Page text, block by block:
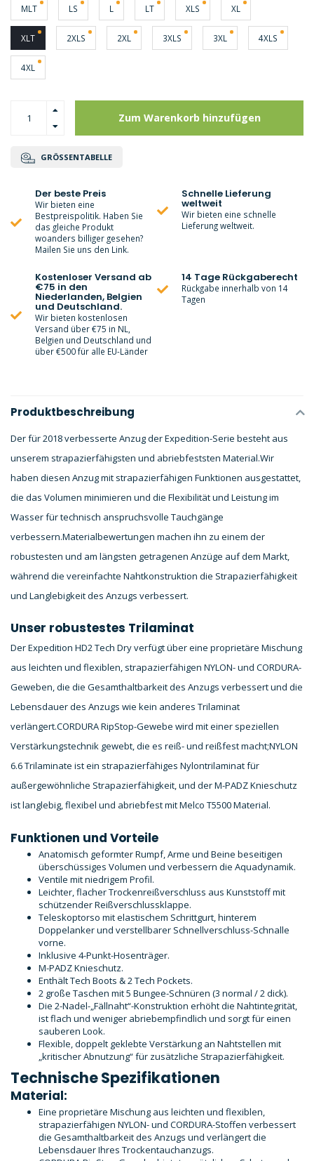
MLT LS L LT XLS XL
XLT 2XLS 2XL 3XLS 3XL 4XLS
4XL
Zum Warenkorb hinzufügen
GRÖSSENTABELLE
Der beste Preis
Wir bieten eine
Bestpreispolitik. Haben Sie
das gleiche Produkt
woanders billiger gesehen?
Mailen Sie uns den Link.
Schnelle Lieferung
weltweit
Wir bieten eine schnelle
Lieferung weltweit.
Kostenloser Versand ab
€75 in den
Niederlanden, Belgien
und Deutschland.
Wir bieten kostenlosen
Versand über €75 in NL,
Belgien und Deutschland und
über €500 für alle EU-Länder
14 Tage Rückgaberecht
Rückgabe innerhalb von 14
Tagen
Produktbeschreibung
Der für 2018 verbesserte Anzug der Expedition-Serie besteht aus
unserem strapazierfähigsten und abriebfeststen Material.Wir
haben diesen Anzug mit strapazierfähigen Funktionen ausgestattet,
die das Volumen minimieren und die Flexibilität und Leistung im
Wasser für technisch anspruchsvolle Tauchgänge
verbessern.Materialbewertungen machen ihn zu einem der
robustesten und am längsten getragenen Anzüge auf dem Markt,
während die vereinfachte Nahtkonstruktion die Strapazierfähigkeit
und Langlebigkeit des Anzugs verbessert.
Unser robustestes Trilaminat
Der Expedition HD2 Tech Dry verfügt über eine proprietäre Mischung
aus leichten und flexiblen, strapazierfähigen NYLON- und CORDURA-
Geweben, die die Gesamthaltbarkeit des Anzugs verbessert und die
Lebensdauer des Anzugs wie kein anderes Trilaminat
verlängert.CORDURA RipStop-Gewebe wird mit einer speziellen
Verstärkungstechnik gewebt, die es reiß- und reißfest macht;NYLON
6.6 Trilaminate ist ein strapazierfähiges Nylontrilaminat für
außergewöhnliche Strapazierfähigkeit, und der M-PADZ Knieschutz
ist langlebig, flexibel und abriebfest mit Melco T5500 Material.
Funktionen und Vorteile
Anatomisch geformter Rumpf, Arme und Beine beseitigen
überschüssiges Volumen und verbessern die Aquadynamik.
Ventile mit niedrigem Profil.
Leichter, flacher Trockenreißverschluss aus Kunststoff mit
schützender Reißverschlussklappe.
Teleskoptorso mit elastischem Schrittgurt, hinterem
Doppelanker und verstellbarer Schnellverschluss-Schnalle
vorne.
Inklusive 4-Punkt-Hosenträger.
M-PADZ Knieschutz.
Enthält Tech Boots & 2 Tech Pockets.
2 große Taschen mit 5 Bungee-Schnüren (3 normal / 2 dick).
Die 2-Nadel-„Fällnaht“-Konstruktion erhöht die Nahtintegrität,
ist flach und weniger abriebempfindlich und sorgt für einen
sauberen Look.
Flexible, doppelt geklebte Verstärkung an Nahtstellen mit
„kritischer Abnutzung“ für zusätzliche Strapazierfähigkeit.
Technische Spezifikationen
Material:
Eine proprietäre Mischung aus leichten und flexiblen,
strapazierfähigen NYLON- und CORDURA-Stoffen verbessert
die Gesamthaltbarkeit des Anzugs und verlängert die
Lebensdauer Ihres Trockentauchanzugs.